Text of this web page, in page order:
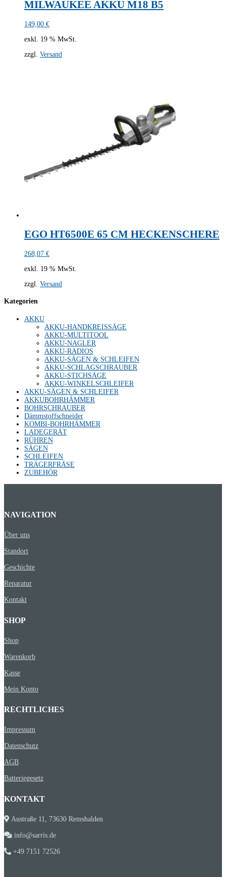
MILWAUKEE AKKU M18 B5
149,00 €
exkl. 19 % MwSt.
zzgl. Versand
EGO HT6500E 65 CM HECKENSCHERE
268,07 €
exkl. 19 % MwSt.
zzgl. Versand
Kategorien
AKKU
AKKU-HANDKREISSÄGE
AKKU-MULTITOOL
AKKU-NAGLER
AKKU-RADIOS
AKKU-SÄGEN & SCHLEIFEN
AKKU-SCHLAGSCHRAUBER
AKKU-STICHSÄGE
AKKU-WINKELSCHLEIFER
AKKU-SÄGEN & SCHLEIFER
AKKUBOHRHÄMMER
BOHRSCHRAUBER
Dämmstoffschneider
KOMBI-BOHRHÄMMER
LADEGERÄT
RÜHREN
SÄGEN
SCHLEIFEN
TRÄGERFRÄSE
ZUBEHÖR
NAVIGATION
Über uns
Standort
Geschichte
Reparatur
Kontakt
SHOP
Shop
Warenkorb
Kasse
Mein Konto
RECHTLICHES
Impressum
Datenschutz
AGB
Batteriegesetz
KONTAKT
Austraße 11, 73630 Remshalden
info@sarris.de
+49 7151 72526